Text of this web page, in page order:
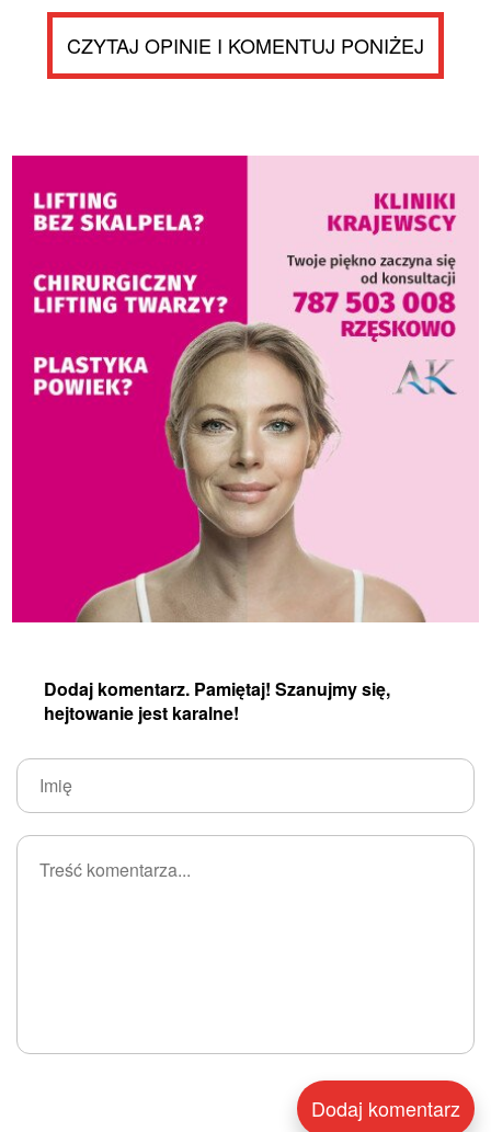
CZYTAJ OPINIE I KOMENTUJ PONIŻEJ
Dodaj komentarz. Pamiętaj! Szanujmy się,
hejtowanie jest karalne!